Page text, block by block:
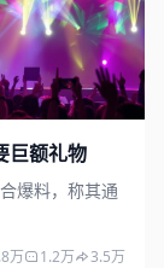
巨额礼物
爆料，称其通
万 1.2万 3.5万